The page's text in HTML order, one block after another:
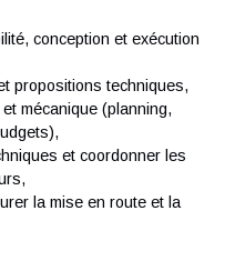
conception et
et propositions
et mécanique (planning,